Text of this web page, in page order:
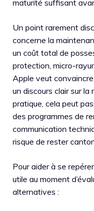
maturité suffisant
Un point rarement
concerne la
un coût total de
protection, micro-
Apple veut
un discours clair sur
pratique, cela peut
des programmes de
communication
risque de rester
Pour aider à se
utile au moment
alternatives :